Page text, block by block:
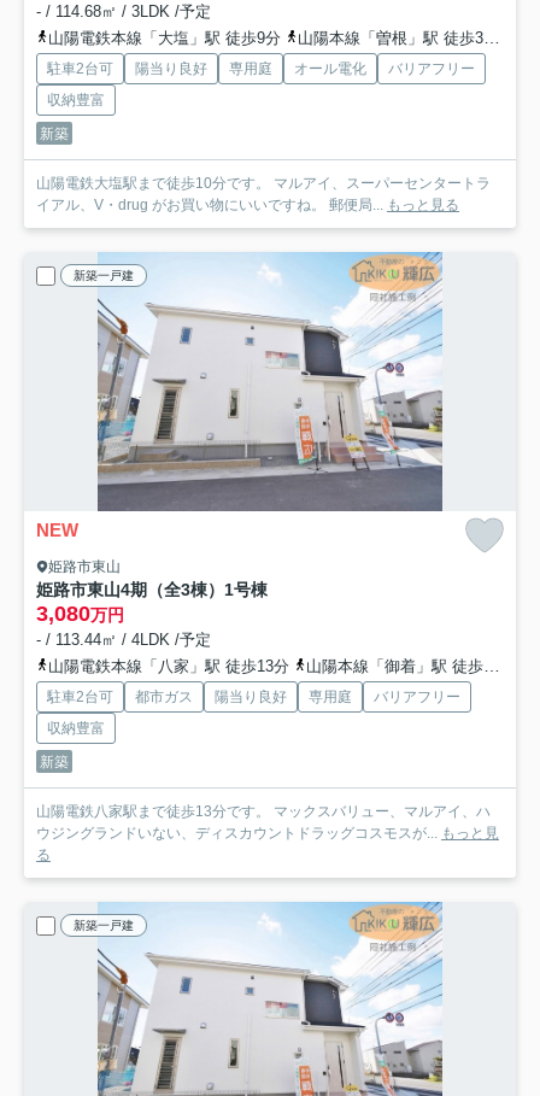
- / 114.68㎡ / 3LDK /予定
山陽電鉄本線「大塩」駅 徒歩9分
山陽本線「曽根」駅 徒歩32分
駐車2台可 陽当り良好 専用庭 オール電化
バリアフリー
収納豊富
新築
山陽電鉄大塩駅まで徒歩10分です。 マルアイ、スーパーセンタートラ
イアル、V・drug がお買い物にいいですね。 郵便局... もっと見る
新築一戸建
NEW
姫路市東山
姫路市東山4期（全3棟）1号棟
3,080万円
- / 113.44㎡ / 4LDK /予定
山陽電鉄本線「八家」駅 徒歩13分
山陽本線「御着」駅 徒歩46分
駐車2台可 都市ガス 陽当り良好 専用庭
バリアフリー
収納豊富
新築
山陽電鉄八家駅まで徒歩13分です。 マックスバリュー、マルアイ、ハ
ウジングランドいない、ディスカウントドラッグコスモスが... もっと見
る
新築一戸建